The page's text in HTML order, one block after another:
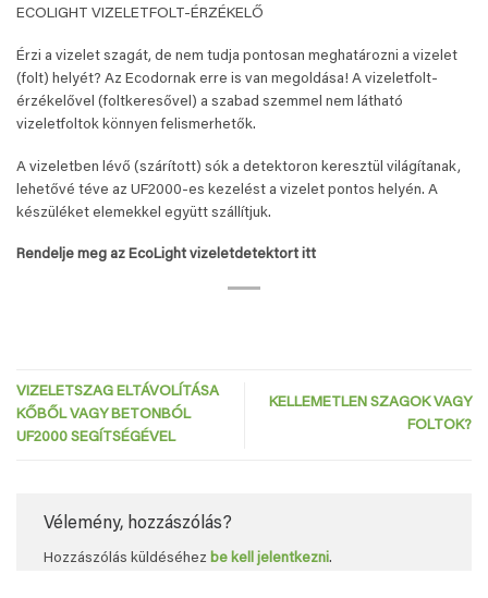
ECOLIGHT VIZELETFOLT-ÉRZÉKELŐ
Érzi a vizelet szagát, de nem tudja pontosan meghatározni a vizelet
(folt) helyét? Az Ecodornak erre is van megoldása! A vizeletfolt-
érzékelővel (foltkeresővel) a szabad szemmel nem látható
vizeletfoltok könnyen felismerhetők.
A vizeletben lévő (szárított) sók a detektoron keresztül világítanak,
lehetővé téve az UF2000-es kezelést a vizelet pontos helyén. A
készüléket elemekkel együtt szállítjuk.
Rendelje meg az EcoLight vizeletdetektort itt
VIZELETSZAG ELTÁVOLÍTÁSA
KŐBŐL VAGY BETONBÓL
UF2000 SEGÍTSÉGÉVEL
KELLEMETLEN SZAGOK VAGY
FOLTOK?
Vélemény, hozzászólás?
Hozzászólás küldéséhez be kell jelentkezni.